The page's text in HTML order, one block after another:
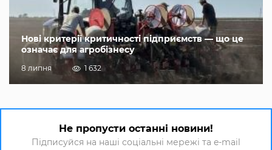
Нові критерії критичності підприємств — що це
означає для агробізнесу
8 липня 1 632
Не пропусти останні новини!
Підписуйся на наші соціальні мережі та e-mail